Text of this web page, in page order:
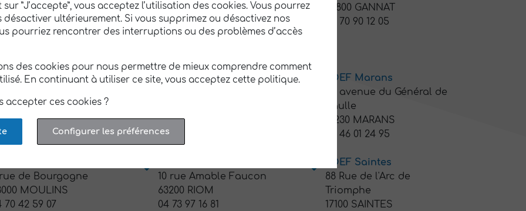
CLERMONT-
03600 COMMENTRY
04 70 64 91 11
03800 GANNAT
04 70 90 12 05
La Rochelle
LA ROCHELLE
46 41 09 06
ADEF Le Puy en Velay
43000 LE PUY-EN-VELAY
04 71 00 01 74
ADEF Marans
45 avenue du Général de
Gaulle
17230 MARANS
05 46 01 24 95
de Bourgogne
MOULINS
70 42 59 07
10 rue Amable Faucon
63200 RIOM
04 73 97 16 81
ADEF Saintes
88 Rue de l'Arc de
Triomphe
17100 SAINTES
”J’accepte”, vous acceptez l’utilisation des cookies. Vous pourrez
désactiver ultérieurement. Si vous supprimez ou désactivez nos
pourriez rencontrer des interruptions ou des problèmes d’accès
des cookies pour nous permettre de mieux comprendre comment
En continuant à utiliser ce site, vous acceptez cette politique.
accepter ces cookies ?
Configurer les préférences